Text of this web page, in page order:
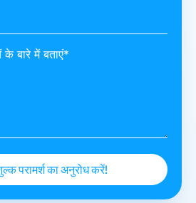
बारे में बताएं*